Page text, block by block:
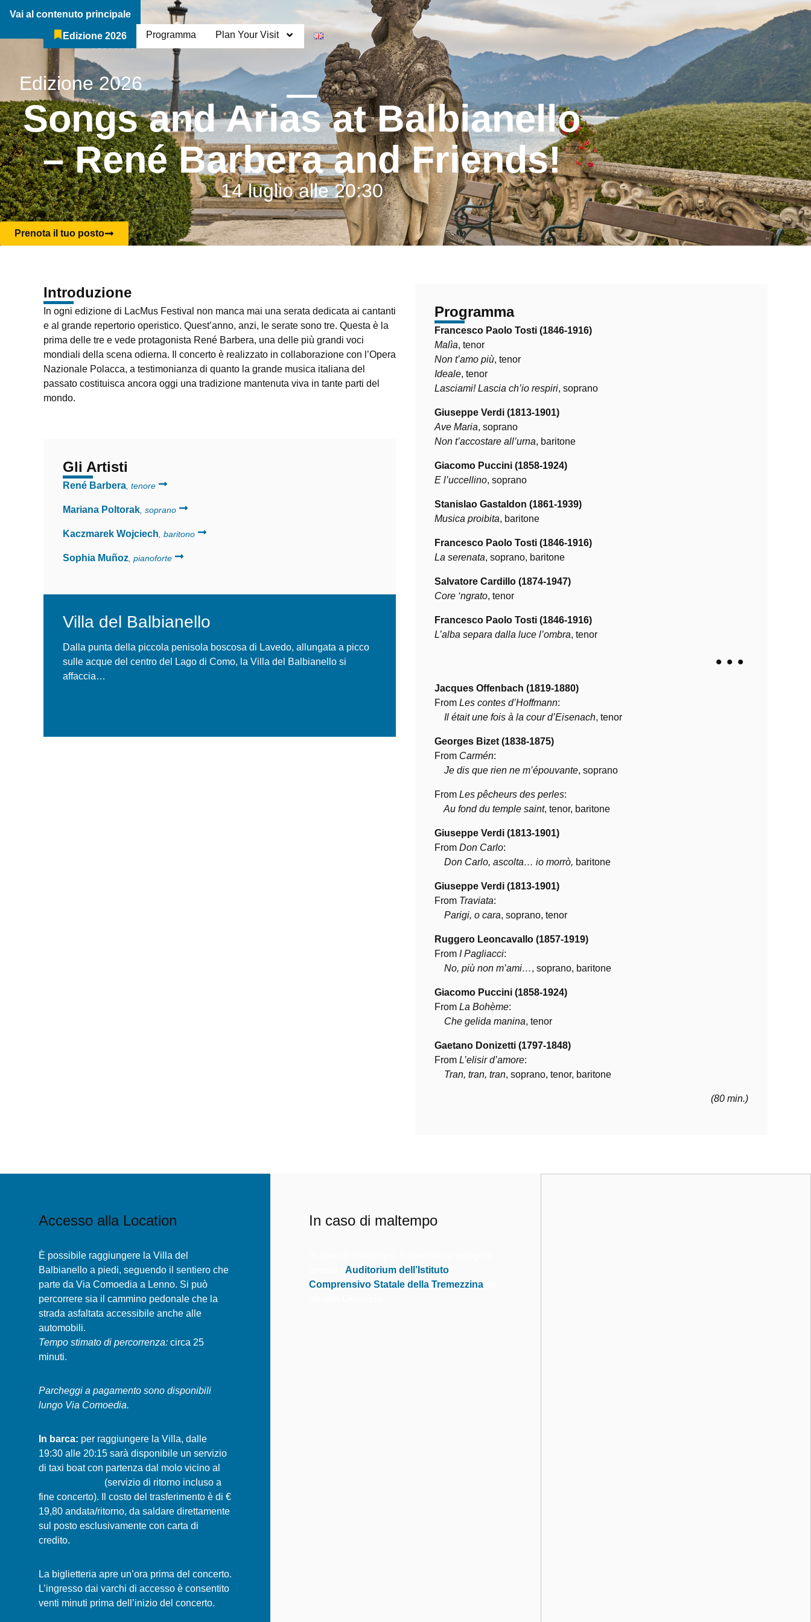
Vai al contenuto principale
Il Festival Chi Siamo Contatti
Edizione 2026 Programma Plan Your Visit
Edizione 2026
Songs and Arias at Balbianello
– René Barbera and Friends!
14 luglio alle 20:30
Prenota il tuo posto
Introduzione
In ogni edizione di LacMus Festival non manca mai una serata dedicata ai cantanti
e al grande repertorio operistico. Quest’anno, anzi, le serate sono tre. Questa è la
prima delle tre e vede protagonista René Barbera, una delle più grandi voci
mondiali della scena odierna. Il concerto è realizzato in collaborazione con l’Opera
Nazionale Polacca, a testimonianza di quanto la grande musica italiana del
passato costituisca ancora oggi una tradizione mantenuta viva in tante parti del
mondo.
Gli Artisti
René Barbera , tenore
Mariana Poltorak , soprano
Kaczmarek Wojciech , baritono
Sophia Muñoz , pianoforte
La Location
Villa del Balbianello
Dalla punta della piccola penisola boscosa di Lavedo, allungata a picco
sulle acque del centro del Lago di Como, la Villa del Balbianello si
affaccia…
Programma
Francesco Paolo Tosti (1846-1916)
Malìa, tenor
Non t’amo più, tenor
Ideale, tenor
Lasciami! Lascia ch’io respiri, soprano
Giuseppe Verdi (1813-1901)
Ave Maria, soprano
Non t’accostare all’urna, baritone
Giacomo Puccini (1858-1924)
E l’uccellino, soprano
Stanislao Gastaldon (1861-1939)
Musica proibita, baritone
Francesco Paolo Tosti (1846-1916)
La serenata, soprano, baritone
Salvatore Cardillo (1874-1947)
Core ‘ngrato, tenor
Francesco Paolo Tosti (1846-1916)
L’alba separa dalla luce l’ombra, tenor
• • •
Jacques Offenbach (1819-1880)
From Les contes d’Hoffmann:
Il était une fois à la cour d’Eisenach, tenor
Georges Bizet (1838-1875)
From Carmén:
Je dis que rien ne m’épouvante, soprano
From Les pêcheurs des perles:
Au fond du temple saint, tenor, baritone
Giuseppe Verdi (1813-1901)
From Don Carlo:
Don Carlo, ascolta… io morrò, baritone
Giuseppe Verdi (1813-1901)
From Traviata:
Parigi, o cara, soprano, tenor
Ruggero Leoncavallo (1857-1919)
From I Pagliacci:
No, più non m’ami…, soprano, baritone
Giacomo Puccini (1858-1924)
From La Bohème:
Che gelida manina, tenor
Gaetano Donizetti (1797-1848)
From L’elisir d’amore:
Tran, tran, tran, soprano, tenor, baritone
(80 min.)
Accesso alla Location
È possibile raggiungere la Villa del
Balbianello a piedi, seguendo il sentiero che
parte da Via Comoedia a Lenno. Si può
percorrere sia il cammino pedonale che la
strada asfaltata accessibile anche alle
automobili.
Tempo stimato di percorrenza: circa 25
minuti.
Parcheggi a pagamento sono disponibili
lungo Via Comoedia.
In barca: per raggiungere la Villa, dalle
19:30 alle 20:15 sarà disponibile un servizio
di taxi boat con partenza dal molo vicino al
(servizio di ritorno incluso a
fine concerto). Il costo del trasferimento è di €
19,80 andata/ritorno, da saldare direttamente
sul posto esclusivamente con carta di
credito.
La biglietteria apre un’ora prima del concerto.
L’ingresso dai varchi di accesso è consentito
venti minuti prima dell’inizio del concerto.
In caso di maltempo
Auditorium dell’Istituto
Comprensivo Statale della Tremezzina